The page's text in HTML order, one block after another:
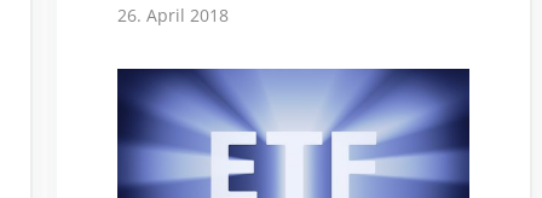
26. April 2018